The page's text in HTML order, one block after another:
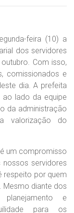
feira (10) a
dos servidores
Com isso,
comissionados e
dia. A prefeita
lado da equipe
da administração
valorização do
um compromisso
servidores
respeito por quem
Mesmo diante dos
e
para os